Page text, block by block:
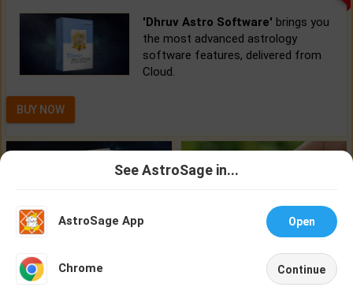
'Dhruv Astro Software' brings you
the most advanced astrology
software features, delivered from
Cloud.
BUY NOW
Are money matters a reason for the dark-circles under your eyes?
See AstroSage in...
AstroSage App Open
Chrome Continue
Astrologer
Home Account